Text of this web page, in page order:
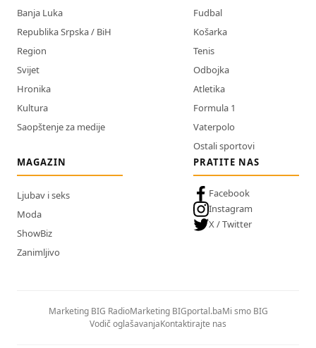
Banja Luka
Republika Srpska / BiH
Region
Svijet
Hronika
Kultura
Saopštenje za medije
Fudbal
Košarka
Tenis
Odbojka
Atletika
Formula 1
Vaterpolo
Ostali sportovi
MAGAZIN
Ljubav i seks
Moda
ShowBiz
Zanimljivo
PRATITE NAS
Facebook
Instagram
X / Twitter
Marketing BIG RadioMarketing BIGportal.baMi smo BIG
Vodič oglašavanjaKontaktirajte nas